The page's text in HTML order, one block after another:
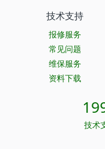
技术支持
报修服务
常见问题
维保服务
资料下载
技术